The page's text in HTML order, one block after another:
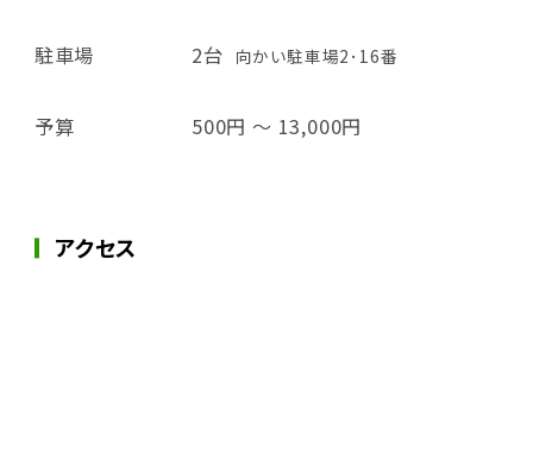
駐車場 2台 向かい駐車場2･16番
予算 500円 ～ 13,000円
アクセス